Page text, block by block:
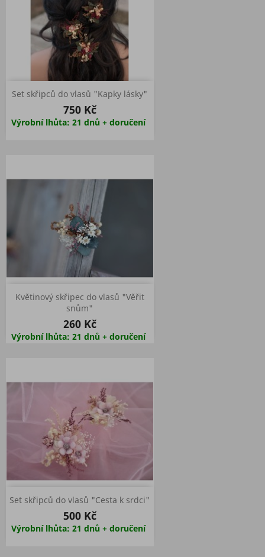
Set skřipců do vlasů "Kapky lásky"
750 Kč
Výrobní lhůta: 21 dnů + doručení
Květinový skřipec do vlasů "Věřit
snům"
260 Kč
Výrobní lhůta: 21 dnů + doručení
Set skřipců do vlasů "Cesta k srdci"
500 Kč
Výrobní lhůta: 21 dnů + doručení